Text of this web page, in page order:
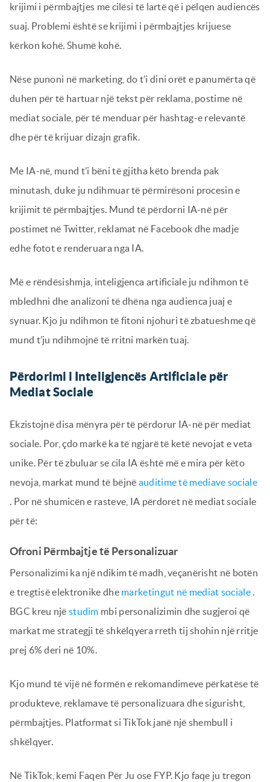
krijimi i përmbajtjes me cilësi të lartë që i pëlqen audiencës
suaj. Problemi është se krijimi i përmbajtjes krijuese
kërkon kohë. Shumë kohë.
Nëse punoni në marketing, do t’i dini orët e panumërta që
duhen për të hartuar një tekst për reklama, postime në
mediat sociale, për të menduar për hashtag-e relevantë
dhe për të krijuar dizajn grafik.
Me IA-në, mund t’i bëni të gjitha këto brenda pak
minutash, duke ju ndihmuar të përmirësoni procesin e
krijimit të përmbajtjes. Mund të përdorni IA-në për
postimet në Twitter, reklamat në Facebook dhe madje
edhe fotot e renderuara nga IA.
Më e rëndësishmja, inteligjenca artificiale ju ndihmon të
mbledhni dhe analizoni të dhëna nga audienca juaj e
synuar. Kjo ju ndihmon të fitoni njohuri të zbatueshme që
mund t’ju ndihmojnë të rritni markën tuaj.
Përdorimi i Inteligjencës Artificiale për
Mediat Sociale
Ekzistojnë disa mënyra për të përdorur IA-në për mediat
sociale. Por, çdo markë ka të ngjarë të ketë nevojat e veta
unike. Për të zbuluar se cila IA është më e mira për këto
nevoja, markat mund të bëjnë auditime të mediave sociale
. Por në shumicën e rasteve, IA përdoret në mediat sociale
për të:
Ofroni Përmbajtje të Personalizuar
Personalizimi ka një ndikim të madh, veçanërisht në botën
e tregtisë elektronike dhe marketingut në mediat sociale.
BGC kreu një studim mbi personalizimin dhe sugjeroi që
markat me strategji të shkëlqyera rreth tij shohin një rritje
prej 6% deri në 10%.
Kjo mund të vijë në formën e rekomandimeve përkatëse të
produkteve, reklamave të personalizuara dhe sigurisht,
përmbajtjes. Platformat si TikTok janë një shembull i
shkëlqyer.
Në TikTok, kemi Faqen Për Ju ose FYP. Kjo faqe ju tregon